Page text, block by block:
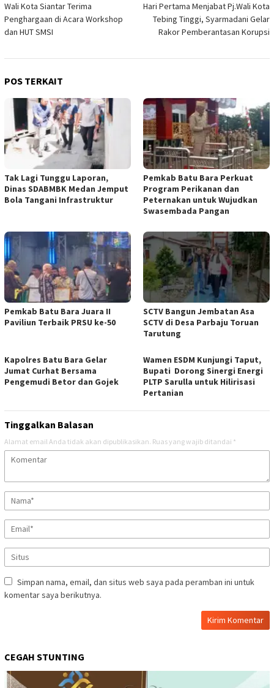
pos
Wali Kota Siantar Terima
Penghargaan di Acara Workshop
dan HUT SMSI
Hari Pertama Menjabat Pj.Wali Kota
Tebing Tinggi, Syarmadani Gelar
Rakor Pemberantasan Korupsi
POS TERKAIT
Tak Lagi Tunggu Laporan,
Dinas SDABMBK Medan Jemput
Bola Tangani Infrastruktur
Pemkab Batu Bara Perkuat
Program Perikanan dan
Peternakan untuk Wujudkan
Swasembada Pangan
Pemkab Batu Bara Juara II
Paviliun Terbaik PRSU ke-50
SCTV Bangun Jembatan Asa
SCTV di Desa Parbaju Toruan
Tarutung
Kapolres Batu Bara Gelar
Jumat Curhat Bersama
Pengemudi Betor dan Gojek
Wamen ESDM Kunjungi Taput,
Bupati Dorong Sinergi Energi
PLTP Sarulla untuk Hilirisasi
Pertanian
Tinggalkan Balasan
Alamat email Anda tidak akan dipublikasikan. Ruas yang wajib ditandai *
Simpan nama, email, dan situs web saya pada peramban ini untuk
komentar saya berikutnya.
CEGAH STUNTING